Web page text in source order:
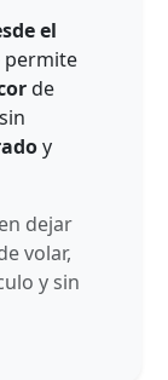
el
de
y
dejar
volar,
y sin